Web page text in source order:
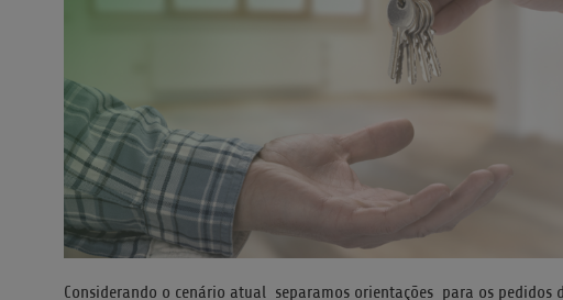
Considerando o cenário atual separamos orientações para os pedidos